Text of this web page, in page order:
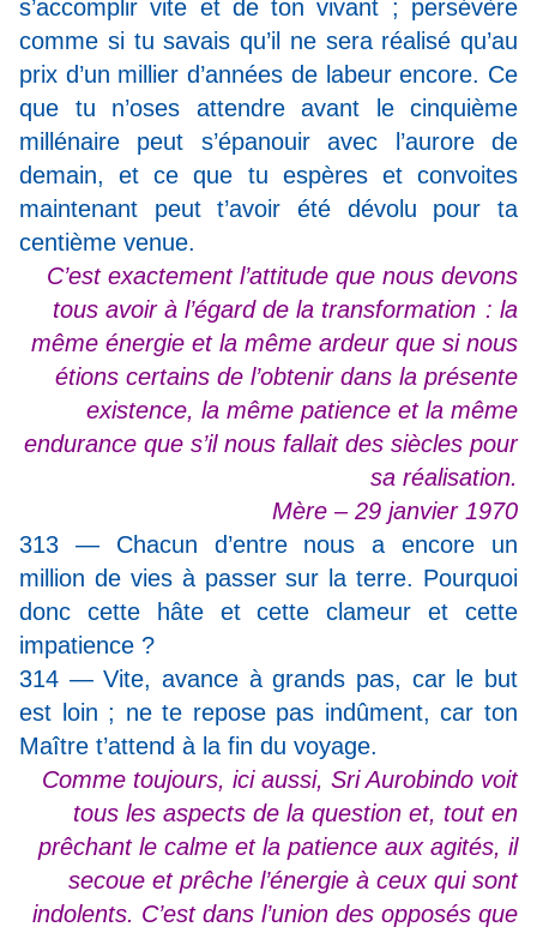
s’accomplir vite et de ton vivant ; persévère
comme si tu savais qu’il ne sera réalisé qu’au
prix d’un millier d’années de labeur encore. Ce
que tu n’oses attendre avant le cinquième
millénaire peut s’épanouir avec l’aurore de
demain, et ce que tu espères et convoites
maintenant peut t’avoir été dévolu pour ta
centième venue.
C’est exactement l’attitude que nous devons
tous avoir à l’égard de la transformation : la
même énergie et la même ardeur que si nous
étions certains de l’obtenir dans la présente
existence, la même patience et la même
endurance que s’il nous fallait des siècles pour
sa réalisation.
Mère – 29 janvier 1970
313 — Chacun d’entre nous a encore un
million de vies à passer sur la terre. Pourquoi
donc cette hâte et cette clameur et cette
impatience ?
314 — Vite, avance à grands pas, car le but
est loin ; ne te repose pas indûment, car ton
Maître t’attend à la fin du voyage.
Comme toujours, ici aussi, Sri Aurobindo voit
tous les aspects de la question et, tout en
prêchant le calme et la patience aux agités, il
secoue et prêche l’énergie à ceux qui sont
indolents. C’est dans l’union des opposés que